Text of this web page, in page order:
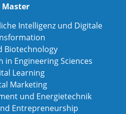
Master
Intelligenz und Digitale
Biotechnology
in Engineering Sciences
Learning
Marketing
und Energietechnik
Entrepreneurship